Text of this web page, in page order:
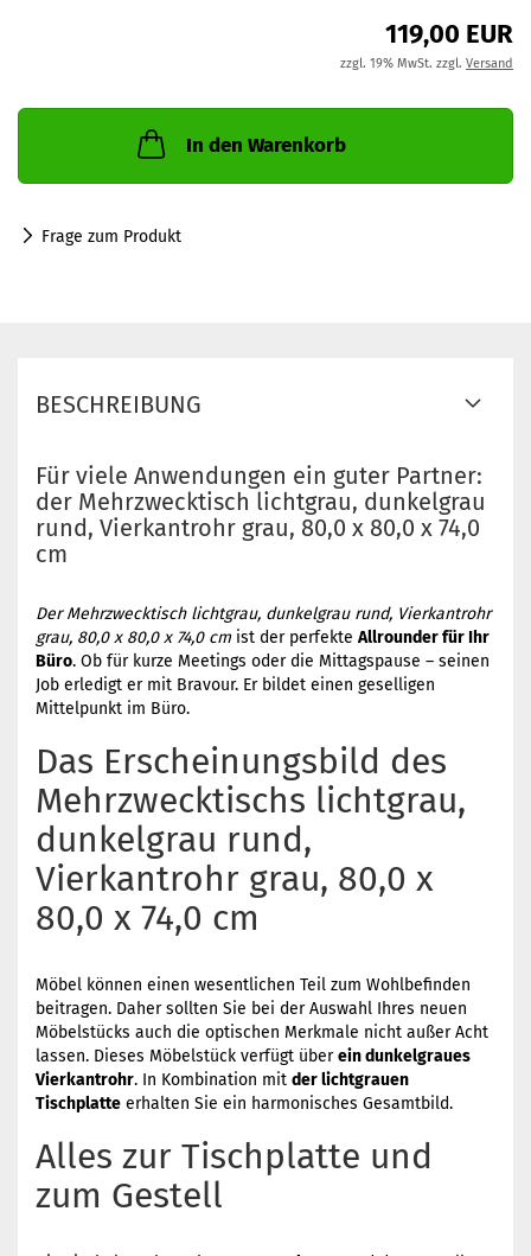
119,00 EUR
zzgl. 19% MwSt. zzgl. Versand
In den Warenkorb
Frage zum Produkt
BESCHREIBUNG
Für viele Anwendungen ein guter Partner:
der Mehrzwecktisch lichtgrau, dunkelgrau
rund, Vierkantrohr grau, 80,0 x 80,0 x 74,0
cm
Der Mehrzwecktisch lichtgrau, dunkelgrau rund, Vierkantrohr
grau, 80,0 x 80,0 x 74,0 cm ist der perfekte Allrounder für Ihr
Büro. Ob für kurze Meetings oder die Mittagspause – seinen
Job erledigt er mit Bravour. Er bildet einen geselligen
Mittelpunkt im Büro.
Das Erscheinungsbild des
Mehrzwecktischs lichtgrau,
dunkelgrau rund,
Vierkantrohr grau, 80,0 x
80,0 x 74,0 cm
Möbel können einen wesentlichen Teil zum Wohlbefinden
beitragen. Daher sollten Sie bei der Auswahl Ihres neuen
Möbelstücks auch die optischen Merkmale nicht außer Acht
lassen. Dieses Möbelstück verfügt überein dunkelgraues
Vierkantrohr. In Kombination mit der lichtgrauen
Tischplatte erhalten Sie ein harmonisches Gesamtbild.
Alles zur Tischplatte und
zum Gestell